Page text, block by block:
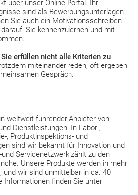
über unser Online-Portal. Ihr
sind als Bewerbungsunterlagen
Sie auch ein Motivationsschreiben
Sie kennenzulernen und mit
erfüllen nicht alle Kriterien zu
miteinander reden, oft ergeben
Gespräch.
weltweit führender Anbieter von
Dienstleistungen. In Labor-,
, Produktinspektions- und
sind wir bekannt für Innovation und
Servicenetzwerk zählt zu den
Unsere Produkte werden in mehr
und wir sind unmittelbar in ca. 40
Informationen finden Sie unter